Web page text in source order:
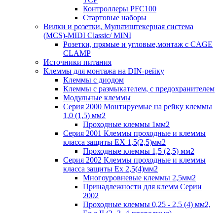
Контроллеры PFC100
Стартовые наборы
Вилки и розетки, Мультиштекерная система
(MCS)-MIDI Classic/ MINI
Розетки, прямые и угловые,монтаж с CAGE
CLAMP
Источники питания
Клеммы для монтажа на DIN-рейку
Клеммы с диодом
Клеммы с размыкателем, с предохранителем
Модульные клеммы
Серия 2000 Монтируемые на рейку клеммы
1,0 (1,5) мм2
Проходные клеммы 1мм2
Серия 2001 Клеммы проходные и клеммы
класса защиты EX 1,5(2,5)мм2
Проходные клеммы 1,5 (2,5) мм2
Серия 2002 Клеммы проходные и клеммы
класса защиты Ex 2,5(4)мм2
Многоуровневые клеммы 2,5мм2
Принадлежности для клемм Серии
2002
Проходные клеммы 0,25 - 2,5 (4) мм2,